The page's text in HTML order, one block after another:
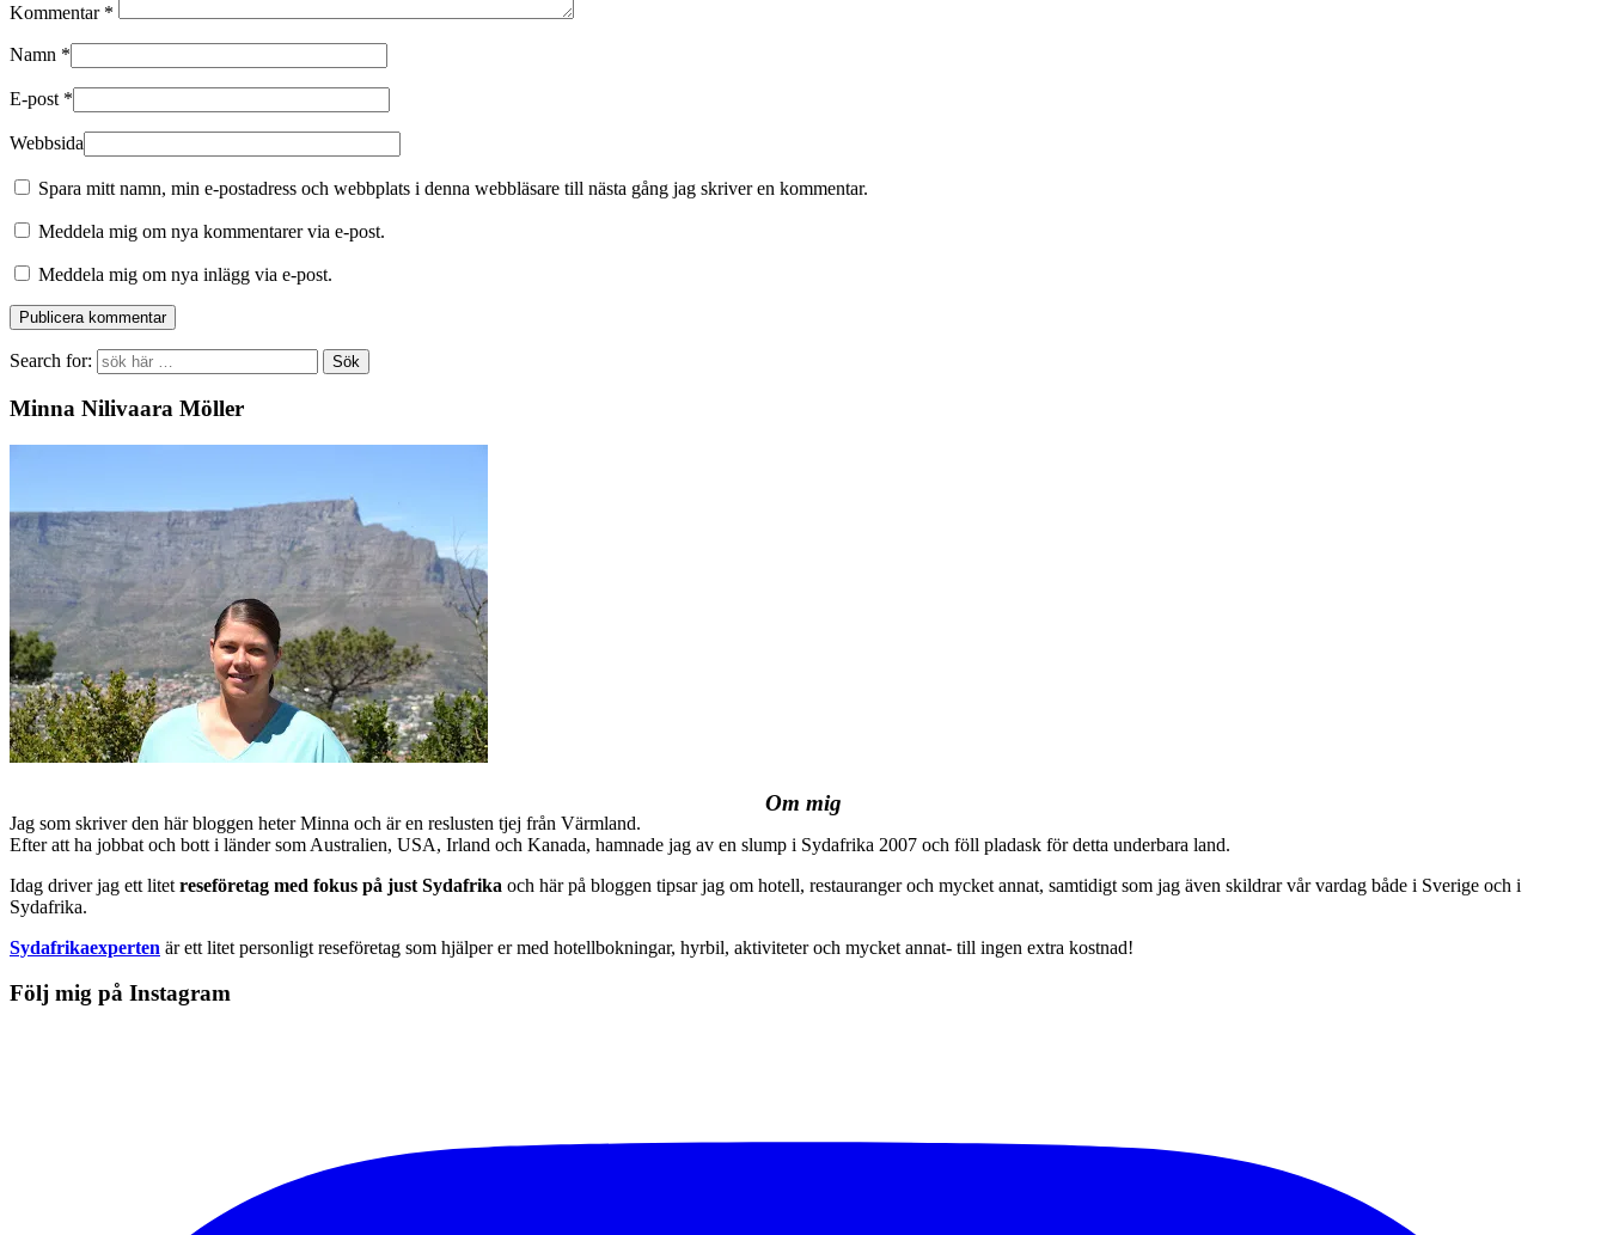
Kommentar *
Namn *
E-post *
Webbsida
Spara mitt namn, min e-postadress och webbplats i denna webbläsare till nästa gång jag skriver en kommentar.
Meddela mig om nya kommentarer via e-post.
Meddela mig om nya inlägg via e-post.
Search for:
Minna Nilivaara Möller
Om mig
Jag som skriver den här bloggen heter Minna och är en reslusten tjej från Värmland.
Efter att ha jobbat och bott i länder som Australien, USA, Irland och Kanada, hamnade jag av en slump i Sydafrika 2007 och föll pladask för detta underbara land.
Idag driver jag ett litet reseföretag med fokus på just Sydafrika och här på bloggen tipsar jag om hotell, restauranger och mycket annat, samtidigt som jag även skildrar vår vardag både i Sverige och i
Sydafrika.
Sydafrikaexperten är ett litet personligt reseföretag som hjälper er med hotellbokningar, hyrbil, aktiviteter och mycket annat- till ingen extra kostnad!
Följ mig på Instagram